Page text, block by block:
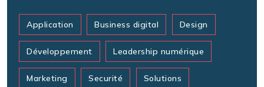
Application Business digital Design
Développement Leadership numérique
Marketing Securité Solutions